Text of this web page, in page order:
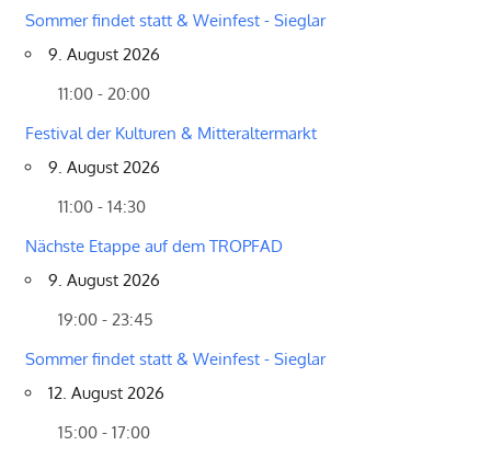
Sommer findet statt & Weinfest - Sieglar
9. August 2026
11:00 - 20:00
Festival der Kulturen & Mitteraltermarkt
9. August 2026
11:00 - 14:30
Nächste Etappe auf dem TROPFAD
9. August 2026
19:00 - 23:45
Sommer findet statt & Weinfest - Sieglar
12. August 2026
15:00 - 17:00